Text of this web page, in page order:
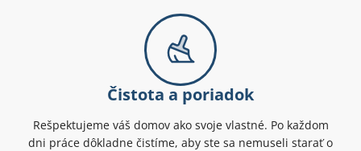
Čistota a poriadok
Rešpektujeme váš domov ako svoje vlastné. Po každom
dni práce dôkladne čistíme, aby ste sa nemuseli starať o